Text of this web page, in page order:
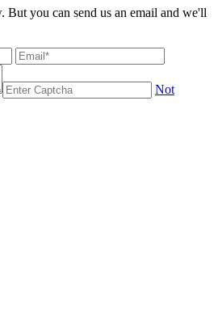
But you can send us an email and we'll
Not